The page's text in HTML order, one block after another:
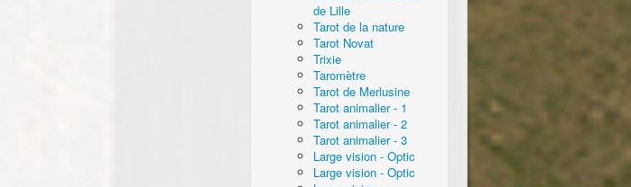
de Lille
Tarot de la nature
Tarot Novat
Trixie
Taromètre
Tarot de Merlusine
Tarot animalier - 1
Tarot animalier - 2
Tarot animalier - 3
Large vision - Optic
Large vision - Optic